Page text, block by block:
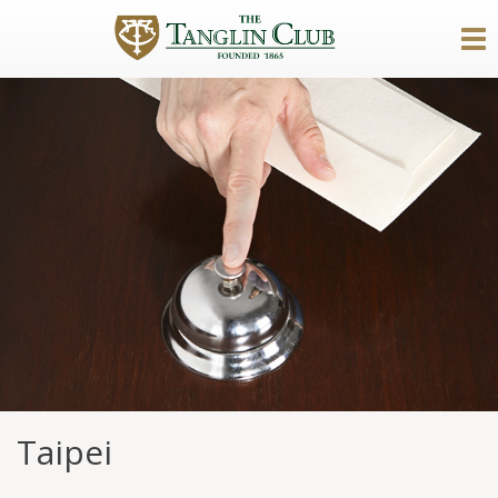
Taipei